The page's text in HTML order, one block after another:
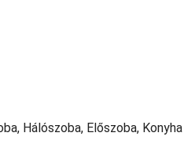
Hálószoba, Előszoba, Konyha